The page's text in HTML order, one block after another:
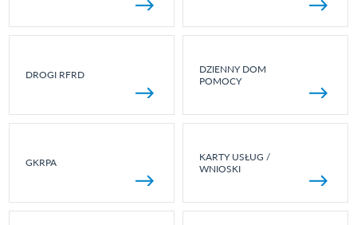
DROGI RFRD
DZIENNY DOM
POMOCY
GKRPA
KARTY USŁUG /
WNIOSKI